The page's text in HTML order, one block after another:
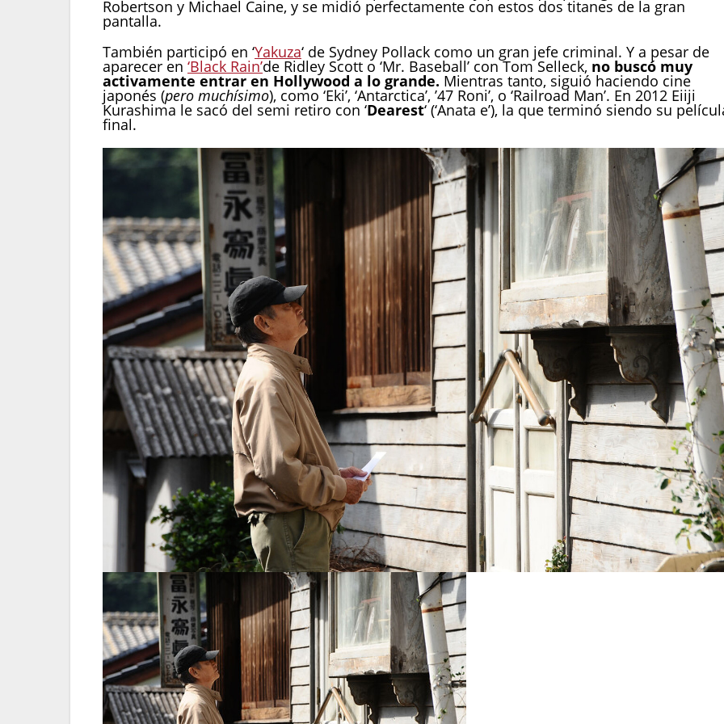
Robertson y Michael Caine, y se midió perfectamente con estos dos titanes de la gran
pantalla.
También participó en ‘Yakuza‘ de Sydney Pollack como un gran jefe criminal. Y a pesar de
aparecer en ‘Black Rain’de Ridley Scott o ‘Mr. Baseball’ con Tom Selleck, no buscó muy
activamente entrar en Hollywood a lo grande. Mientras tanto, siguió haciendo cine
japonés (pero muchísimo), como ‘Eki’, ‘Antarctica’, ’47 Roni’, o ‘Railroad Man’. En 2012 Eiiji
Kurashima le sacó del semi retiro con ‘Dearest‘ (‘Anata e’), la que terminó siendo su
final.